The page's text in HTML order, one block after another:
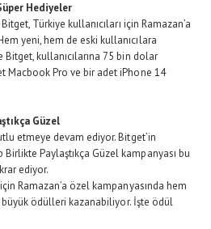
Hediyeler
Türkiye kullanıcıları için Ramazan’a
yeni, hem de eski kullanıcılara
kullanıcılarına 75 bin dolar
Macbook Pro ve bir adet iPhone 14
Güzel
etmeye devam ediyor. Bitget’in
Paylaştıkça Güzel kampanyası bu
ediyor.
Ramazan’a özel kampanyasında hem
büyük ödülleri kazanabiliyor. İşte ödül